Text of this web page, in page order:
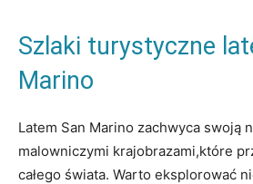
Szlaki turystyczne
Marino
Latem San Marino zachwyca​ swoją⁢
⁤malowniczymi ‍krajobrazami,które⁢
całego świata. Warto eksplorować